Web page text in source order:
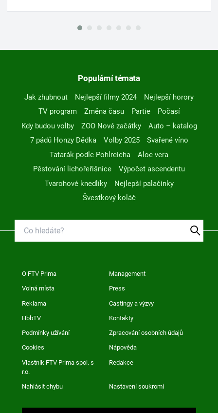
Populární témata
Jak zhubnout Nejlepší filmy 2024
Nejlepší horory
TV program
Změna času Partie
Počasí
Kdy budou volby
ZOO Nové začátky
Auto – katalog
7 pádů Honzy Dědka
Volby 2025
Svařené víno
Tatarák podle Pohlreicha
Aloe vera
Pěstování lichořeřišnice
Výpočet ascendentu
Tvarohové knedlíky
Nejlepší palačinky
Švestkový koláč
O FTV Prima Management
Volná místa Press
Reklama Castingy a výzvy
HbbTV Kontakty
Podmínky užívání Zpracování osobních údajů
Cookies Nápověda
Vlastník FTV Prima spol. s
r.o.
Redakce
Nahlásit chybu Nastavení soukromí